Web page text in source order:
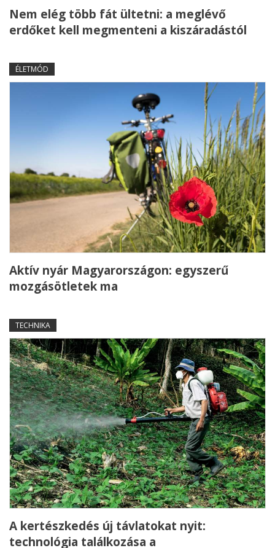
Nem elég több fát ültetni: a meglévő
erdőket kell megmenteni a kiszáradástól
ÉLETMÓD
Aktív nyár Magyarországon: egyszerű
mozgásötletek ma
TECHNIKA
A kertészkedés új távlatokat nyit:
technológia találkozása a